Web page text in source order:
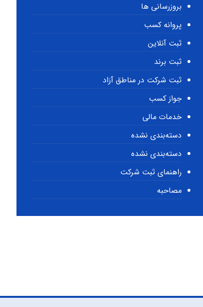
بروزرسانی ها
پروانه کسب
ثبت آنلاین
ثبت برند
ثبت شرکت در مناطق آزاد
جواز کسب
خدمات مالی
دسته‌بندی نشده
دسته‌بندی نشده
راهنمای ثبت شرکت
مصاحبه